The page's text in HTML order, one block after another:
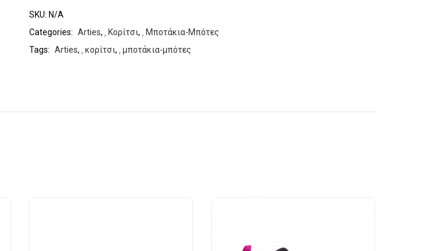
SKU: N/A
Categories: Arties, Κορίτσι,
Μποτάκια-Μπότες
Tags: Arties, κορίτσι, μποτάκια-μπότες